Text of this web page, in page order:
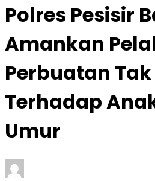
Polres Pesisir
Amankan
Perbuatan
Terhadap
Umur